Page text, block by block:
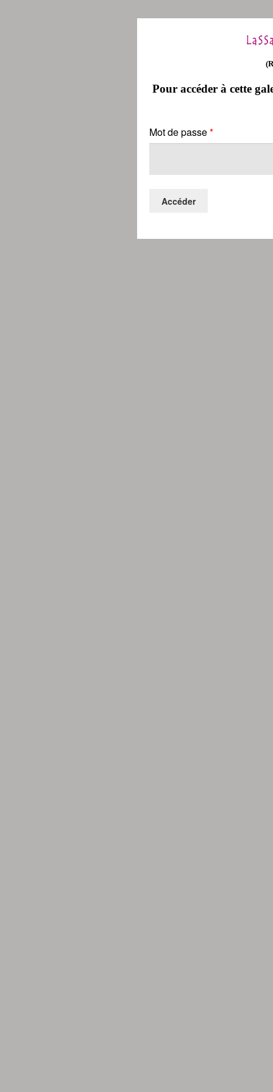
Pour accéder à cette
Mot de passe*
Accéder